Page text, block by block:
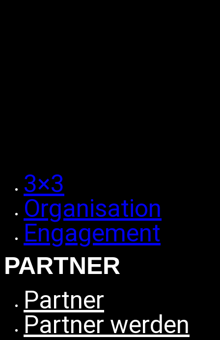
3×3
Organisation
Engagement
PARTNER
Partner
Partner werden